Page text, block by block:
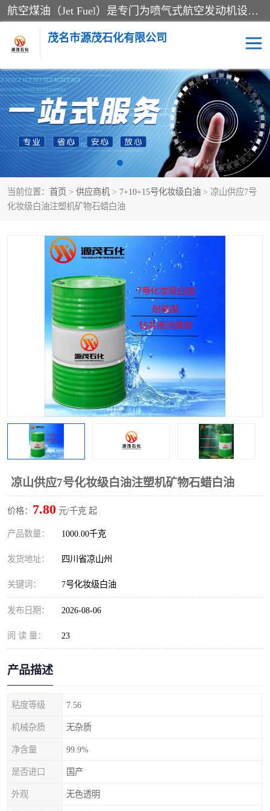
航空煤油（Jet Fuel）是专门为喷气式航空发动机设计的高纯度燃料，主要分为Jet A、Jet A-1和Jet B等类型。其特点是闪点高、低温流动性好，并添加了抗静电剂和抗氧化剂以确保飞行安全。航空煤油需
茂名市源茂石化有限公司
当前位置： 首页 > 供应商机 > 7+10+15号化妆级白油 > 凉山供应7号
化妆级白油注塑机矿物石蜡白油
凉山供应7号化妆级白油注塑机矿物石蜡白油
价格： 7.80 元/千克 起
产品数量： 1000.00千克
发货地址： 四川省凉山州
关键词： 7号化妆级白油
发布日期： 2026-08-06
阅 读 量： 23
产品描述
粘度等级 7.56
机械杂质 无杂质
净含量 99.9%
是否进口 国产
外观 无色透明
RP3航空煤油 D20+D30溶剂油
D40+D60溶剂油 D80+D100溶剂油
6号+120号溶剂油 260号溶剂油
异构烷烃 天然乳胶
26+32号化妆级白油 46+68号化妆级白油
2731溶剂油